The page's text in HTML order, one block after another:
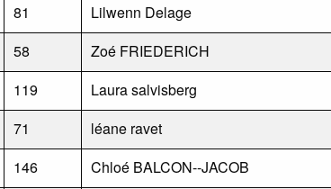
81 Lilwenn Delage
58 Zoé FRIEDERICH
119 Laura salvisberg
71 léane ravet
146 Chloé BALCON--JACOB